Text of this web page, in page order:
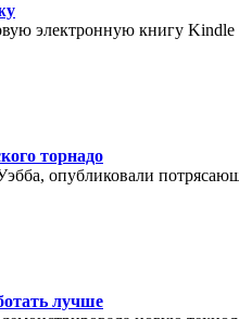
электронную книгу
торнадо
опубликовали
лучше